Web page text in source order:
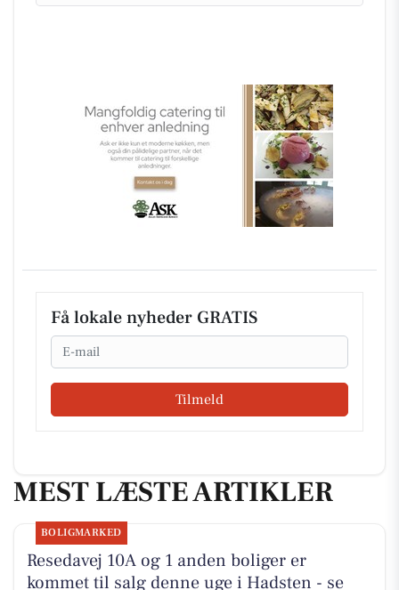
Få lokale nyheder GRATIS
Email
Tilmeld
MEST LÆSTE ARTIKLER
BOLIGMARKED
Resedavej 10A og 1 anden boliger er
kommet til salg denne uge i Hadsten - se